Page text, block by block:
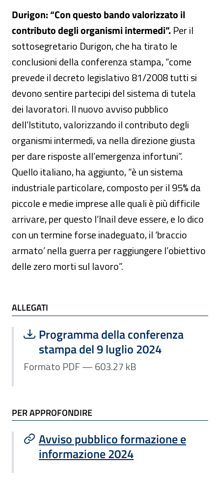
Durigon: “Con questo bando valorizzato il
contributo degli organismi intermedi”. Per il
sottosegretario Durigon, che ha tirato le
conclusioni della conferenza stampa, “come
prevede il decreto legislativo 81/2008 tutti si
devono sentire partecipi del sistema di tutela
dei lavoratori. Il nuovo avviso pubblico
dell’Istituto, valorizzando il contributo degli
organismi intermedi, va nella direzione giusta
per dare risposte all’emergenza infortuni”.
Quello italiano, ha aggiunto, “è un sistema
industriale particolare, composto per il 95% da
piccole e medie imprese alle quali è più difficile
arrivare, per questo l’Inail deve essere, e lo dico
con un termine forse inadeguato, il ‘braccio
armato’ nella guerra per raggiungere l’obiettivo
delle zero morti sul lavoro”.
ALLEGATI e TI POTREBBE INTERESSARE
ALLEGATI
Scarica file:
Programma della conferenza
stampa del 9 luglio 2024
Formato PDF — Dimensione 603.27 kB
Formato PDF — 603.27 kB
PER APPROFONDIRE
Avviso pubblico formazione e
informazione 2024